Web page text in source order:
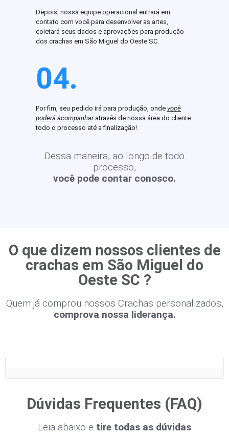
Depois, nossa equipe operacional entrará em
contato com você para desenvolver as artes,
coletará seus dados e aprovações para produção
dos crachas em São Miguel do Oeste SC.
04.
Por fim, seu pedido irá para produção, onde você
poderá acompanharatravés de nossa área do cliente
todo o processo até a finalização!
Dessa maneira, ao longo de todo
processo,
você pode contar conosco.
O que dizem nossos clientes de
crachas em São Miguel do
Oeste SC ?
Quem já comprou nossos Crachas personalizados,
comprova nossa liderança.
Dúvidas Frequentes (FAQ)
Leia abaixo e tire todas as dúvidas